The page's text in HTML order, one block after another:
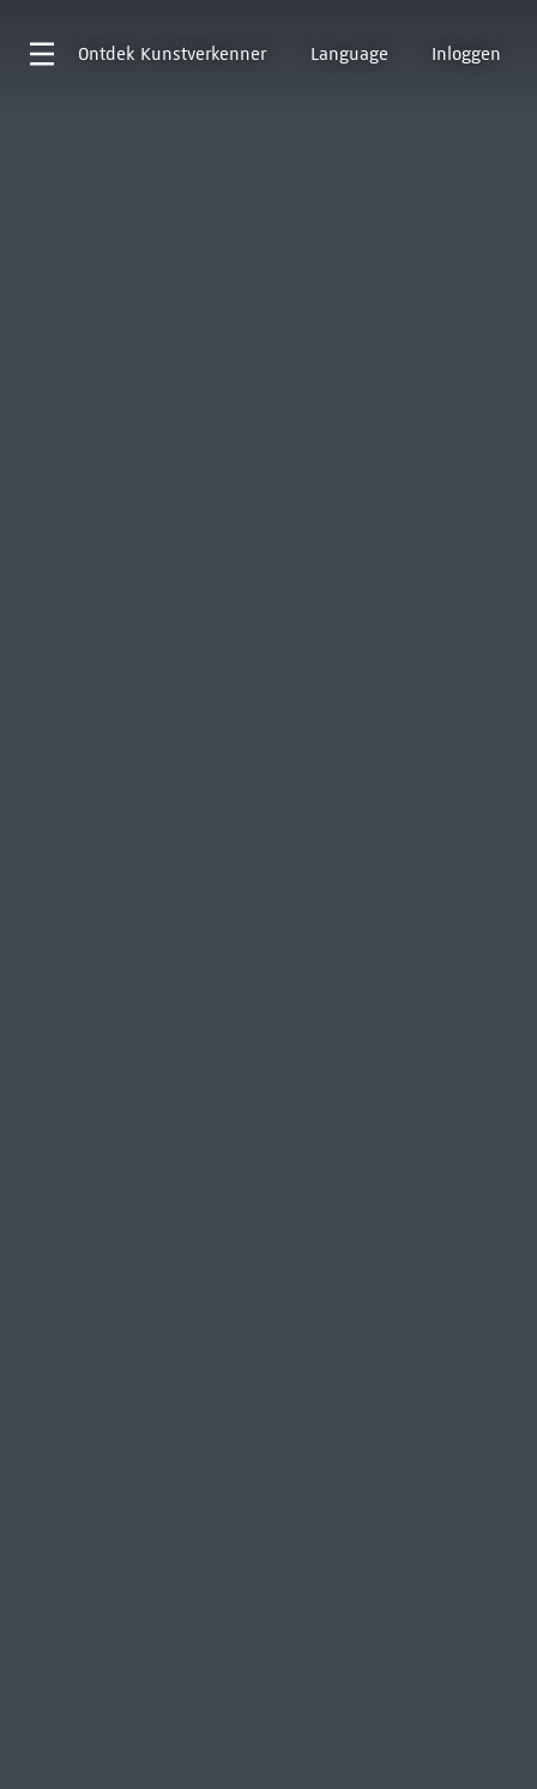
Ontdek Kunstverkenner Language Inloggen